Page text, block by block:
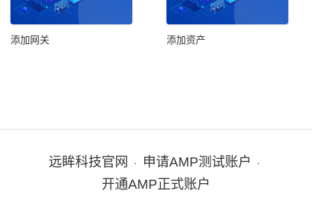
添加网关 添加资产
远眸科技官网 · 申请AMP测试账户 ·
开通AMP正式账户